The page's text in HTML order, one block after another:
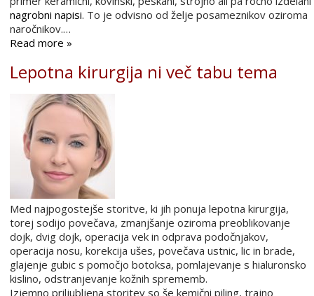
nagrobni napisi. To je odvisno od želje posameznikov oziroma
naročnikov.…
Read more »
Lepotna kirurgija ni več tabu tema
Med najpogostejše storitve, ki jih ponuja lepotna kirurgija,
torej sodijo povečava, zmanjšanje oziroma preoblikovanje
dojk, dvig dojk, operacija vek in odprava podočnjakov,
operacija nosu, korekcija ušes, povečava ustnic, lic in brade,
glajenje gubic s pomočjo botoksa, pomlajevanje s hialuronsko
kislino, odstranjevanje kožnih sprememb.
Izjemno priljubljena storitev so še kemični piling, trajno